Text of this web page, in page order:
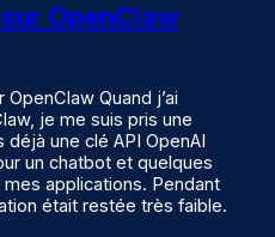
OpenClaw
Quand j’ai
je me suis pris une
déjà une clé API OpenAI
un chatbot et quelques
applications. Pendant
était restée très faible.